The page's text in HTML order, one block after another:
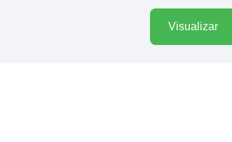
Visualizar